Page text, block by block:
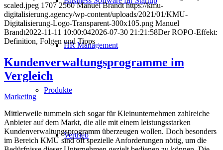
HR Management
Produkte
Vertrieb
scaled.jpeg 1707 2560 Manuel Brandt https://kmu-
digitalisierung.agency/wp-content/uploads/2021/01/KMU-
Digitalisierung-Logo-Transparent-300x105.png Manuel
Brandt2022-11-11 10:00:042026-07-30 21:21:58Der ROPO-Effekt:
Definition, Folgen und Tipps
Kundenverwaltungsprogramme im
Vergleich
Marketing
Mittlerweile tummeln sich sogar für Kleinunternehmen zahlreiche
Anbieter auf dem Markt, die alle mit einem leistungsstarken
Kundenverwaltungsprogramm überzeugen wollen. Doch besonders
im Bereich KMU sind oft spezielle Anforderungen nötig, um die